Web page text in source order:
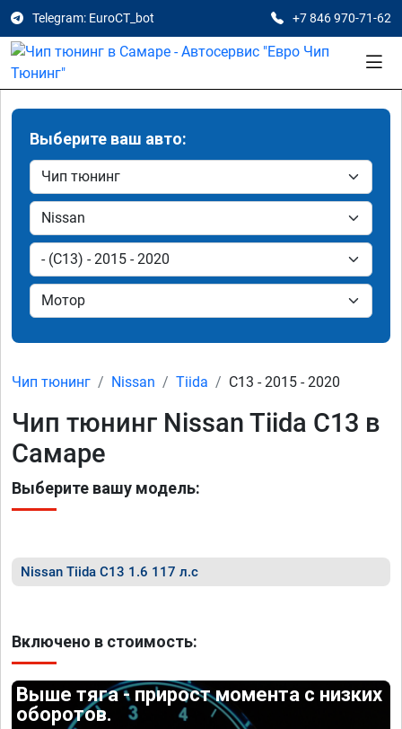
Telegram: EuroCT_bot +7 846 970-71-62
Выберите ваш авто:
Чип тюнинг Nissan Tiida C13 - 2015 - 2020
Чип тюнинг Nissan Tiida C13 в
Самаре
Выберите вашу модель:
Nissan Tiida C13 1.6 117 л.с
Включено в стоимость:
Выше тяга - прирост момента с низких
оборотов.